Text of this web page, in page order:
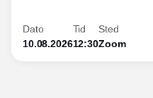
inden for bæredygtig
skaber værdi for både
Dato
10.08.2026
Tid
12:30
Sted
Zoom